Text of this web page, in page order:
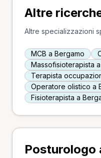
Altre
Altre specializzazioni
MCB a Bergamo
Massofisioterapista
Terapista
Operatore olistico a
Fisioterapista a
Posturologo